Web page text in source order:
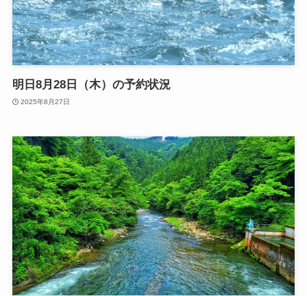
明日8月28日（木）の予約状況
2025年8月27日